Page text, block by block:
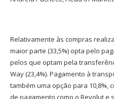
Relativamente às compras
maior parte (33,5%) opta pelo
pelos que optam pela
Way (23,4%). Pagamento à
também uma opção para 10,8%,